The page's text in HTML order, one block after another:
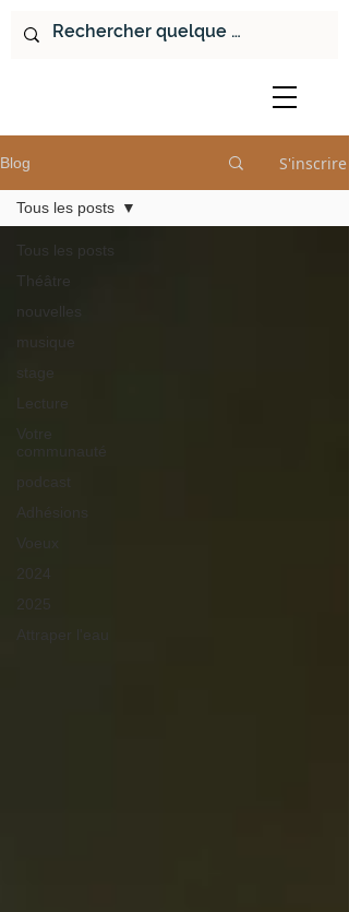
Blog S'inscrire
Tous les posts
Théâtre
nouvelles
musique
stage
Lecture
Votre
communauté
podcast
Adhésions
Voeux
2024
2025
Attraper l'eau
Tous les posts